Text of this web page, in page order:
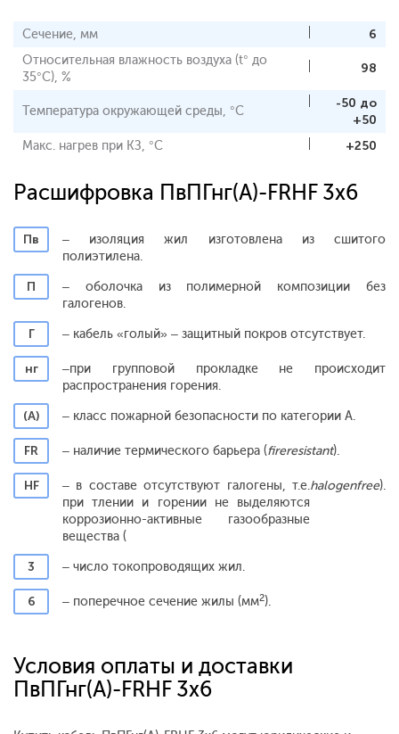
Сечение, мм
6
Относительная влажность воздуха (t° до
35°С), %
98
Температура окружающей среды, °С
-50 до
+50
Макс. нагрев при КЗ, °С
+250
Расшифровка ПвПГнг(A)-FRHF 3x6
Пв
– изоляция жил изготовлена из сшитого
полиэтилена.
П
– оболочка из полимерной композиции без
галогенов.
Г
– кабель «голый» – защитный покров отсутствует.
нг
–при групповой прокладке не происходит
распространения горения.
(А)
– класс пожарной безопасности по категории А.
FR – наличие термического барьера (fireresistant).
HF
– в составе отсутствуют галогены, т.е.
при тлении и горении не выделяются
коррозионно-активные газообразные
вещества (
halogenfree).
3 – число токопроводящих жил.
6 – поперечное сечение жилы (мм2).
Условия оплаты и доставки
ПвПГнг(A)-FRHF 3x6